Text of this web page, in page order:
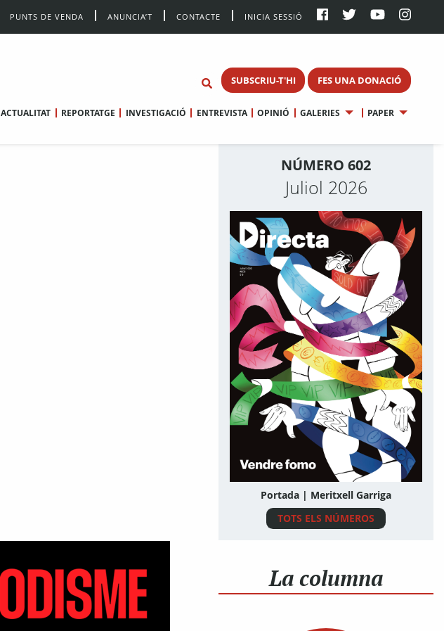
PUNTS DE VENDA ANUNCIA’T CONTACTE INICIA SESSIÓ
SUBSCRIU-T'HI FES UNA DONACIÓ
ACTUALITAT REPORTATGE INVESTIGACIÓ ENTREVISTA OPINIÓ GALERIES PAPER
NÚMERO 602
Juliol 2026
Portada | Meritxell Garriga
TOTS ELS NÚMEROS
La columna